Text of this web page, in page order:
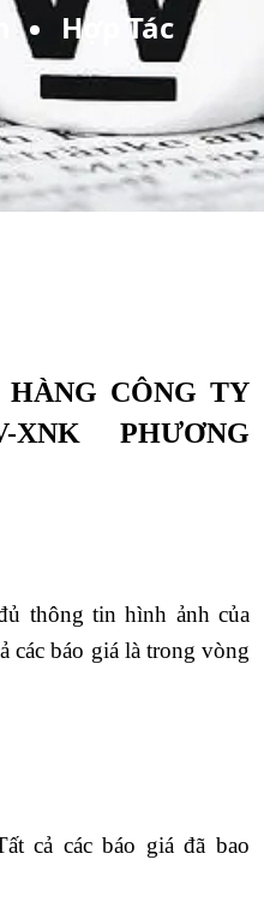
Hợp Tác
HÀNG CÔNG TY
XNK PHƯƠNG
thông tin hình ảnh của
các báo giá là trong vòng
cả các báo giá đã bao